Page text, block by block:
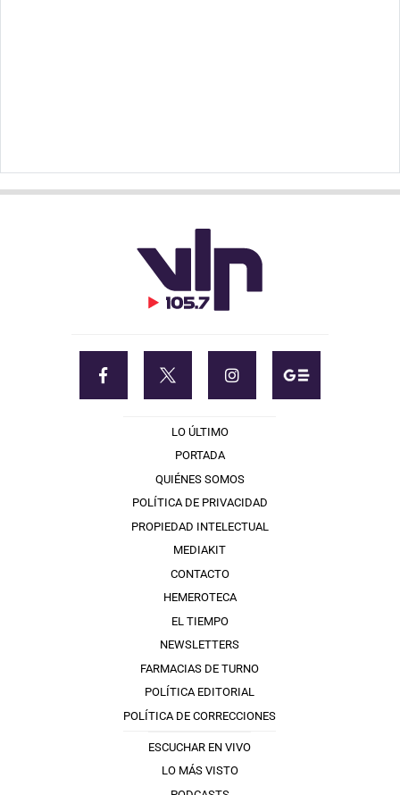
LO ÚLTIMO
PORTADA
QUIÉNES SOMOS
POLÍTICA DE PRIVACIDAD
PROPIEDAD INTELECTUAL
MEDIAKIT
CONTACTO
HEMEROTECA
EL TIEMPO
NEWSLETTERS
FARMACIAS DE TURNO
POLÍTICA EDITORIAL
POLÍTICA DE CORRECCIONES
ESCUCHAR EN VIVO
LO MÁS VISTO